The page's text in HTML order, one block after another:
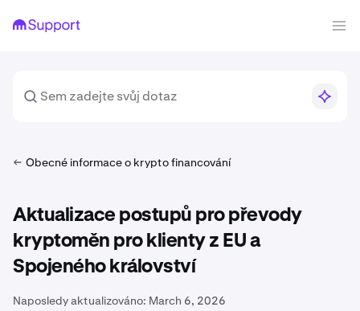
Obecné informace o krypto financování
Aktualizace postupů pro převody
kryptoměn pro klienty z EU a
Spojeného království
Naposledy aktualizováno: March 6, 2026